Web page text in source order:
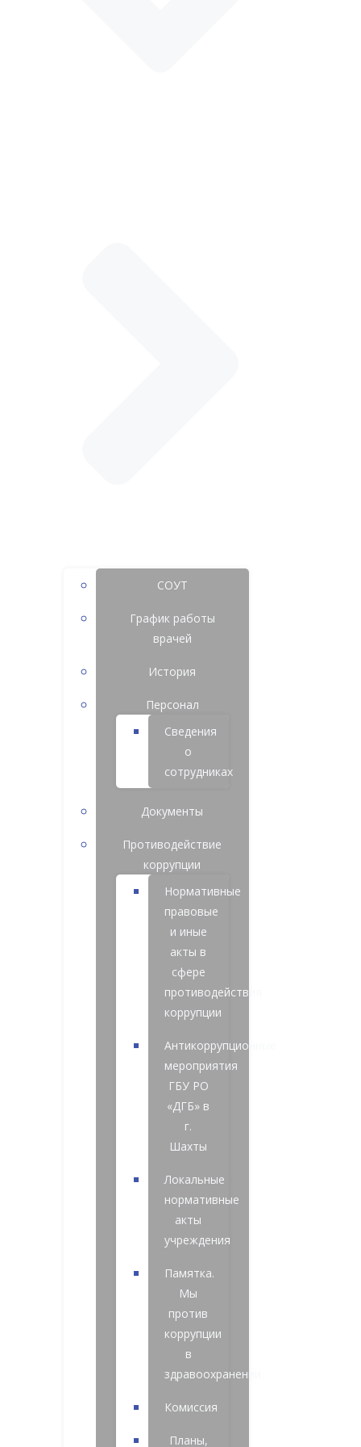
СОУТ
График работы
врачей
История
Персонал
Сведения
о
сотрудниках
Документы
Противодействие
коррупции
Нормативные
правовые
и иные
акты в
сфере
противодействия
коррупции
Антикоррупционные
мероприятия
ГБУ РО
«ДГБ» в
г.
Шахты
Локальные
нормативные
акты
учреждения
Памятка.
Мы
против
коррупции
в
здравоохранении
Комиссия
Планы,